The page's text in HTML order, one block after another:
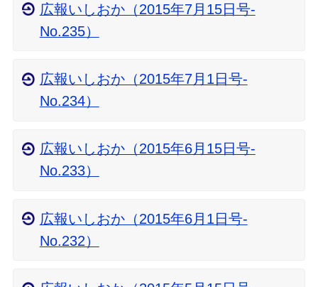
広報いしおか（2015年7月15日号-
No.235）
広報いしおか（2015年7月1日号-
No.234）
広報いしおか（2015年6月15日号-
No.233）
広報いしおか（2015年6月1日号-
No.232）